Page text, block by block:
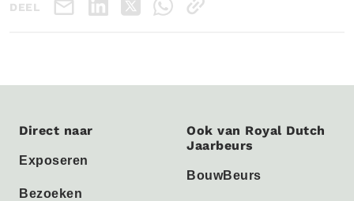
DEEL
Direct naar
Exposeren
Bezoeken
Ook van Royal Dutch
Jaarbeurs
BouwBeurs